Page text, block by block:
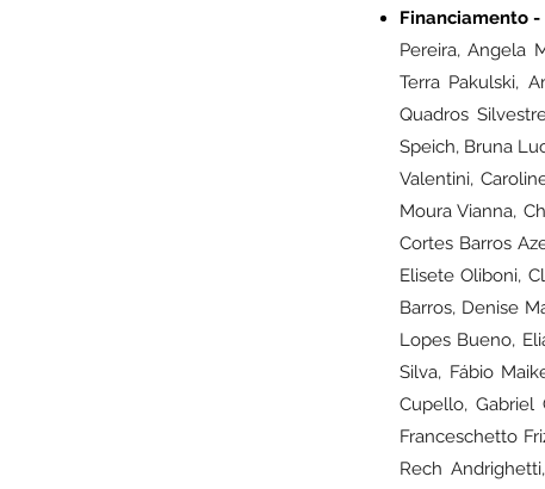
Financiamento -
Pereira, Angela
Terra Pakulski,
Quadros
Speich, Bruna
Valentini,
Moura Vianna,
Cortes Barros
Elisete Oliboni,
Barros, Denise
Lopes Bueno,
Silva, Fábio
Cupello, Gabriel
Franceschetto
Rech